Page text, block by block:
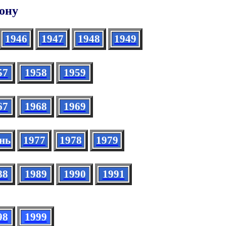
1946 1947 1948 1949
1958 1959
1968 1969
1977 1978 1979
1989 1990 1991
1999